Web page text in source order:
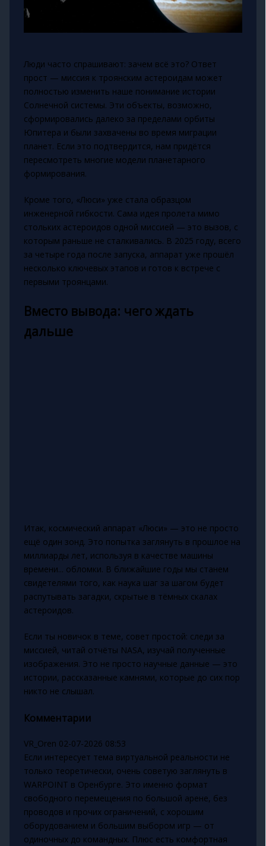
Люди часто спрашивают: зачем всё это? Ответ
прост — миссия к троянским астероидам может
полностью изменить наше понимание истории
Солнечной системы. Эти объекты, возможно,
сформировались далеко за пределами орбиты
Юпитера и были захвачены во время миграции
планет. Если это подтвердится, нам придётся
пересмотреть многие модели планетарного
формирования.
Кроме того, «Люси» уже стала образцом
инженерной гибкости. Сама идея пролета мимо
стольких астероидов одной миссией — это вызов, с
которым раньше не сталкивались. В 2025 году, всего
за четыре года после запуска, аппарат уже прошёл
несколько ключевых этапов и готов к встрече с
первыми троянцами.
Вместо вывода: чего ждать
дальше
Итак, космический аппарат «Люси» — это не просто
ещё один зонд. Это попытка заглянуть в прошлое на
миллиарды лет, используя в качестве машины
времени... обломки. В ближайшие годы мы станем
свидетелями того, как наука шаг за шагом будет
распутывать загадки, скрытые в тёмных скалах
астероидов.
Если ты новичок в теме, совет простой: следи за
миссией, читай отчёты NASA, изучай полученные
изображения. Это не просто научные данные — это
истории, рассказанные камнями, которые до сих пор
никто не слышал.
Комментарии
VR_Oren 02-07-2026 08:53
Если интересует тема виртуальной реальности не
только теоретически, очень советую заглянуть в
WARPOINT в Оренбурге. Это именно формат
свободного перемещения по большой арене, без
проводов и прочих ограничений, с хорошим
оборудованием и большим выбором игр — от
одиночных до командных. Плюс есть комфортная